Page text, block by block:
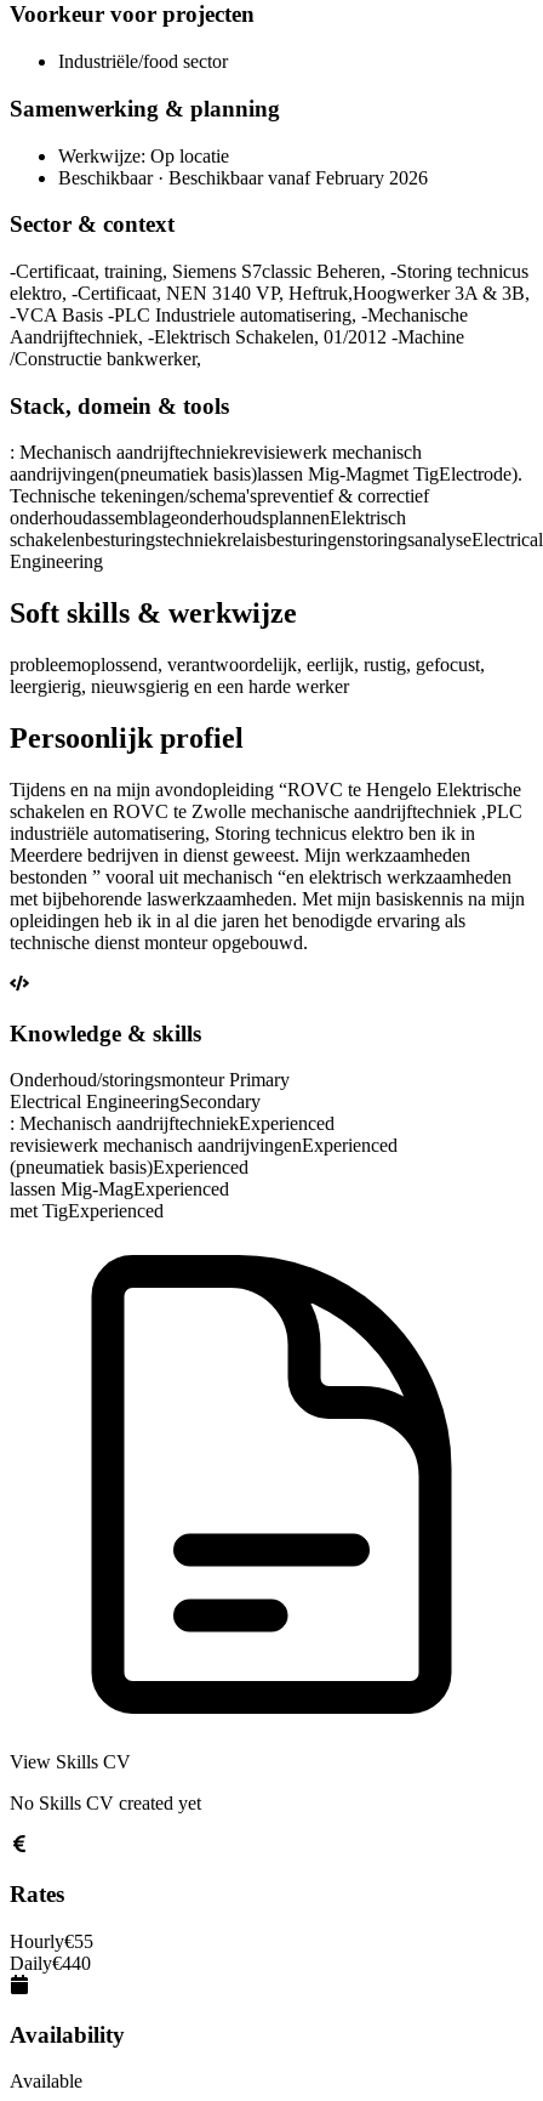
Voorkeur voor projecten
Industriële/food sector
Samenwerking & planning
Werkwijze: Op locatie
Beschikbaar · Beschikbaar vanaf February 2026
Sector & context
-Certificaat, training, Siemens S7classic Beheren, -Storing technicus
elektro, -Certificaat, NEN 3140 VP, Heftruk,Hoogwerker 3A & 3B,
-VCA Basis -PLC Industriele automatisering, -Mechanische
Aandrijftechniek, -Elektrisch Schakelen, 01/2012 -Machine
/Constructie bankwerker,
Stack, domein & tools
: Mechanisch aandrijftechniekrevisiewerk mechanisch
aandrijvingen(pneumatiek basis)lassen Mig-Magmet TigElectrode).
Technische tekeningen/schema'spreventief & correctief
onderhoudassemblageonderhoudsplannenElektrisch
schakelenbesturingstechniekrelaisbesturingenstoringsanalyseElectrical
Engineering
Soft skills & werkwijze
probleemoplossend, verantwoordelijk, eerlijk, rustig, gefocust,
leergierig, nieuwsgierig en een harde werker
Persoonlijk profiel
Tijdens en na mijn avondopleiding “ROVC te Hengelo Elektrische
schakelen en ROVC te Zwolle mechanische aandrijftechniek ,PLC
industriële automatisering, Storing technicus elektro ben ik in
Meerdere bedrijven in dienst geweest. Mijn werkzaamheden
bestonden ” vooral uit mechanisch “en elektrisch werkzaamheden
met bijbehorende laswerkzaamheden. Met mijn basiskennis na mijn
opleidingen heb ik in al die jaren het benodigde ervaring als
technische dienst monteur opgebouwd.
Knowledge & skills
Onderhoud/storingsmonteurPrimary
Electrical EngineeringSecondary
: Mechanisch aandrijftechniekExperienced
revisiewerk mechanisch aandrijvingenExperienced
(pneumatiek basis)Experienced
lassen Mig-MagExperienced
met TigExperienced
View Skills CV
No Skills CV created yet
Rates
Hourly€55
Daily€440
Availability
Available